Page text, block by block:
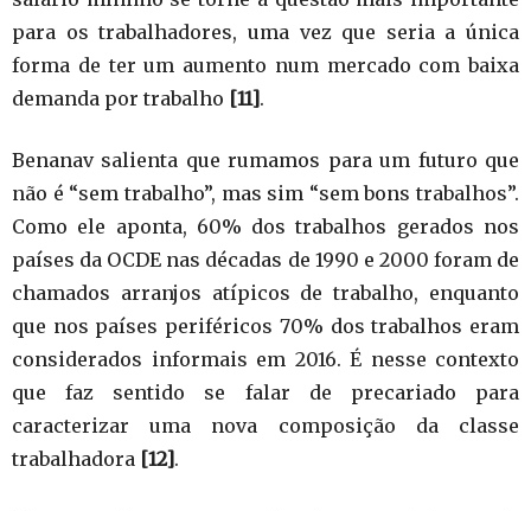
para os trabalhadores, uma vez que seria a única
forma de ter um aumento num mercado com baixa
demanda por trabalho [11].
Benanav salienta que rumamos para um futuro que
não é “sem trabalho”, mas sim “sem bons trabalhos”.
Como ele aponta, 60% dos trabalhos gerados nos
países da OCDE nas décadas de 1990 e 2000 foram de
chamados arranjos atípicos de trabalho, enquanto
que nos países periféricos 70% dos trabalhos eram
considerados informais em 2016. É nesse contexto
que faz sentido se falar de precariado para
caracterizar uma nova composição da classe
trabalhadora [12].